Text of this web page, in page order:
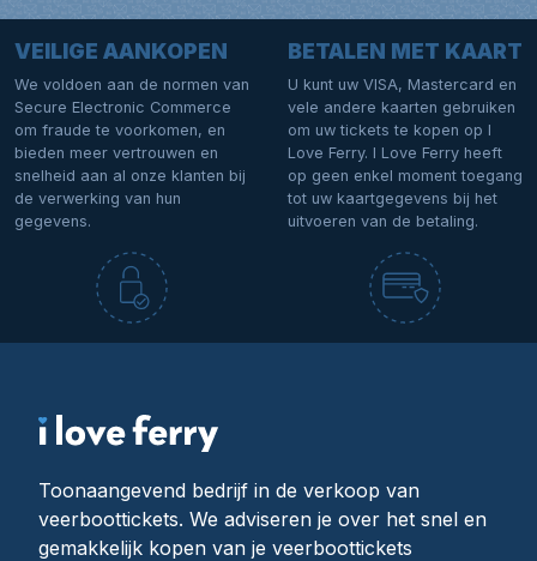
VEILIGE AANKOPEN
We voldoen aan de normen van
Secure Electronic Commerce
om fraude te voorkomen, en
bieden meer vertrouwen en
snelheid aan al onze klanten bij
de verwerking van hun
gegevens.
BETALEN MET KAART
U kunt uw VISA, Mastercard en
vele andere kaarten gebruiken
om uw tickets te kopen op I
Love Ferry. I Love Ferry heeft
op geen enkel moment toegang
tot uw kaartgegevens bij het
uitvoeren van de betaling.
Toonaangevend bedrijf in de verkoop van
veerboottickets. We adviseren je over het snel en
gemakkelijk kopen van je veerboottickets